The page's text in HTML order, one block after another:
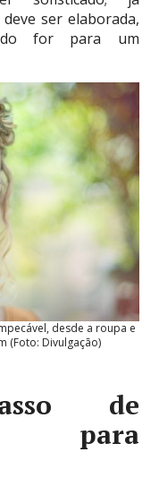
deve ser elaborada,
for para um
desde a roupa e
(Foto: Divulgação)
de
para